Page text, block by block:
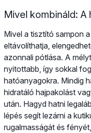
Mivel kombináld:
Mivel a tisztító sampon
eltávolíthatja,
azonnali pótlása. A
nyitottabb, így sokkal
hatóanyagokra. Mindig
hidratáló hajpakolást
után. Hagyd hatni
lépés segít lezárni a
rugalmasságát és